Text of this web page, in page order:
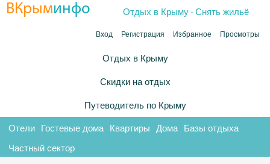
ВКрыминфо Отдых в Крыму .Снять жильё
Вход Регистрация Избранное Просмотры
Отдых в Крыму
Скидки на отдых
Путеводитель по Крыму
Отели Гостевые дома Квартиры Дома Базы отдыха
Частный сектор